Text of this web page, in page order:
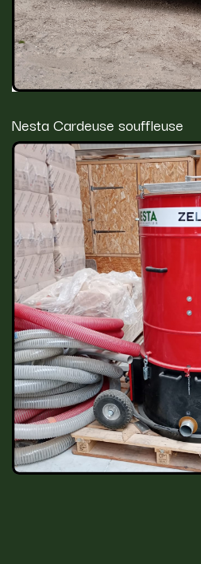
Nesta Cardeuse souffleuse